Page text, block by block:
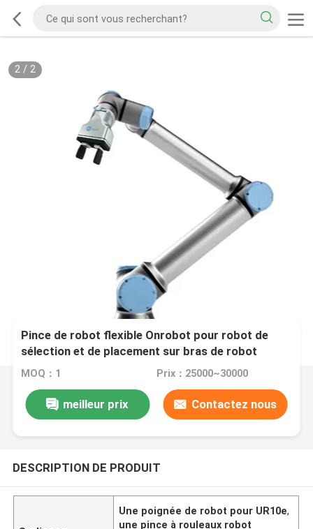
2/ 2
Pince de robot flexible Onrobot pour robot de
sélection et de placement sur bras de robot
collaboratif UR10e de 33,5 kg
MOQ：1 Prix：25000~30000
meilleur prix Contactez nous
DESCRIPTION DE PRODUIT
Une poignée de robot pour UR10e,
une pince à rouleaux robot